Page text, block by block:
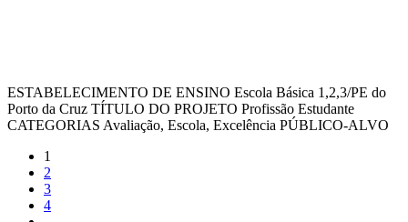
ESTABELECIMENTO DE ENSINO Escola Básica 1,2,3/PE do
Porto da Cruz TÍTULO DO PROJETO Profissão Estudante
CATEGORIAS Avaliação, Escola, Excelência PÚBLICO-ALVO
1
2
3
4